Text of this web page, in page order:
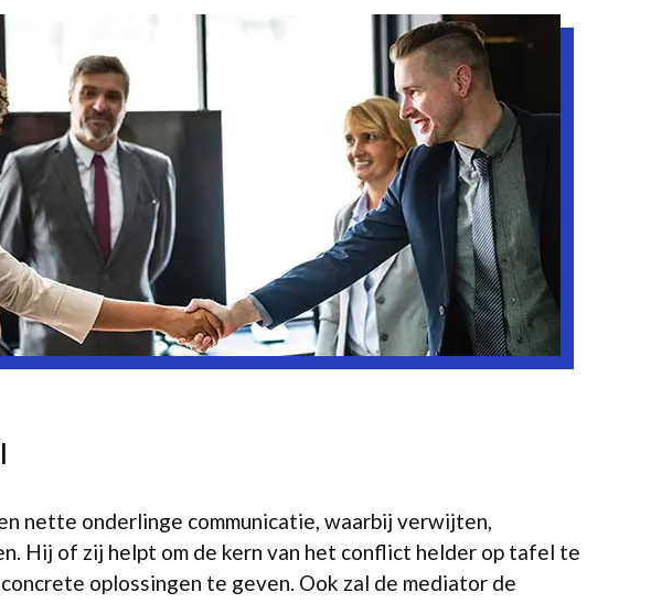
nette onderlinge communicatie, waarbij verwijten,
Hij of zij helpt om de kern van het conflict helder op tafel te
oplossingen te geven. Ook zal de mediator de